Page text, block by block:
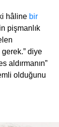
hâline bir
pişmanlık
diye
aldırmanın”
olduğunu